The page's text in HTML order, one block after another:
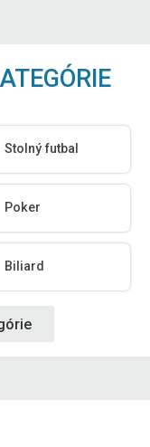
Stolný futbal
Poker
Biliard